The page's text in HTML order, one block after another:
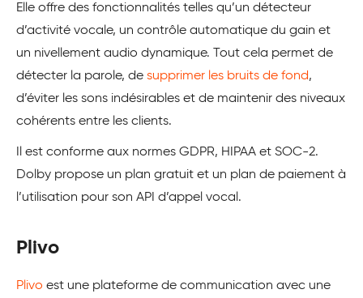
Elle offre des fonctionnalités telles qu’un détecteur
d’activité vocale, un contrôle automatique du gain et
un nivellement audio dynamique. Tout cela permet de
détecter la parole, de supprimer les bruits de fond,
d’éviter les sons indésirables et de maintenir des niveaux
cohérents entre les clients.
Il est conforme aux normes GDPR, HIPAA et SOC-2.
Dolby propose un plan gratuit et un plan de paiement à
l’utilisation pour son API d’appel vocal.
Plivo
Plivo est une plateforme de communication avec une